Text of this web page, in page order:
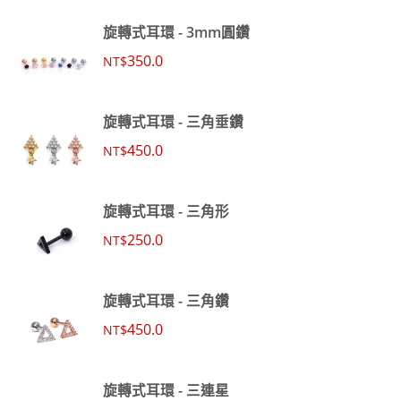
旋轉式耳環 - 3mm圓鑽
NT$350.0
旋轉式耳環 - 三角垂鑽
NT$450.0
旋轉式耳環 - 三角形
NT$250.0
旋轉式耳環 - 三角鑽
NT$450.0
旋轉式耳環 - 三連星